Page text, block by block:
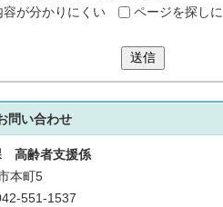
容が分かりにくい ページを探し
送信
問い合わせ
高齢者支援係
本町5
551-1537